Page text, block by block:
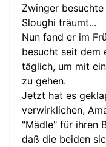
Zwinger
Sloughi träumt...
Nun fand er im
besucht seit dem
täglich, um mit
zu gehen.
Jetzt hat es
verwirklichen,
"Mädle" für ihren
daß die beiden